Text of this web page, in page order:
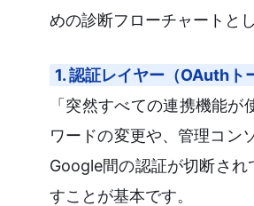
めの診断フローチャートと
1. 認証レイヤー（OAuthト
「突然すべての連携機能
ワードの変更や、管理コン
Google間の認証が切断さ
すことが基本です。